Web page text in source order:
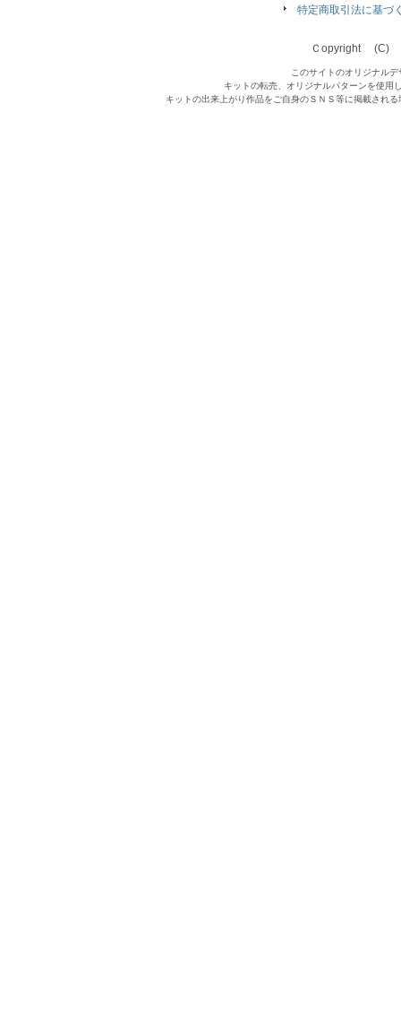
特定商取引法に基づ
Ｃopyright (C)
このサイトのオリジナル
キットの転売、オリジナルパターンを使用
キットの出来上がり作品をご自身のＳＮＳ等に掲載され